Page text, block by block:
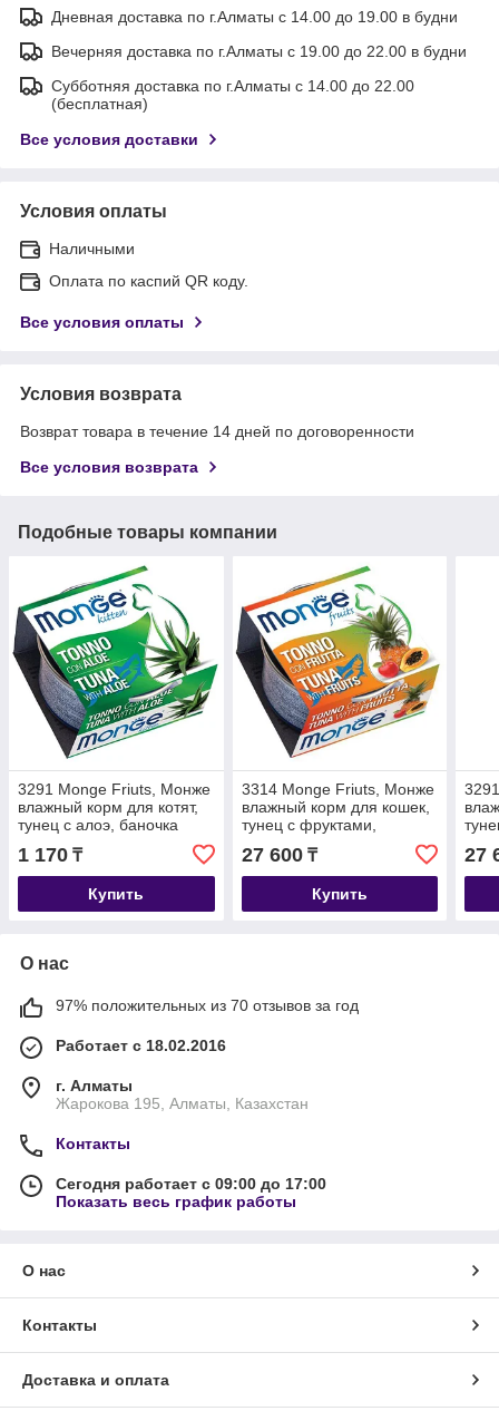
Дневная доставка по г.Алматы с 14.00 до 19.00 в будни
Вечерняя доставка по г.Алматы с 19.00 до 22.00 в будни
Субботняя доставка по г.Алматы с 14.00 до 22.00
(бесплатная)
Все условия доставки
Условия оплаты
Наличными
Оплата по каспий QR коду.
Все условия оплаты
Условия возврата
Возврат товара в течение 14 дней по договоренности
Все условия возврата
Подобные товары компании
3291 Monge Friuts, Монже
влажный корм для котят,
тунец с алоэ, баночка
1 170 ₸
Купить
3314 Monge Friuts, Монже
влажный корм для кошек,
тунец с фруктами,
уп.24*80гр.
27 600₸
Купить
27
О нас
97% положительных из 70 отзывов за год
Работает с 18.02.2016
г. Алматы
Жарокова 195, Алматы, Казахстан
Контакты
Сегодня работает с 09:00 до 17:00
Показать весь график работы
О нас
Контакты
Доставка и оплата